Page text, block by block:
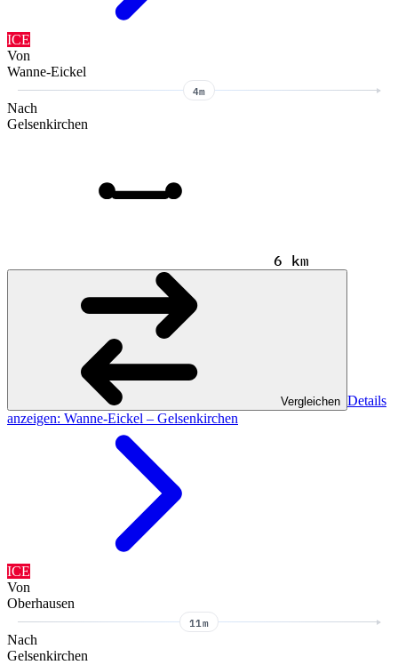
ICE
Von
Wanne-Eickel
4m
Nach
Gelsenkirchen
6 km
Vergleichen Details
anzeigen: Wanne-Eickel – Gelsenkirchen
ICE
Von
Oberhausen
11m
Nach
Gelsenkirchen